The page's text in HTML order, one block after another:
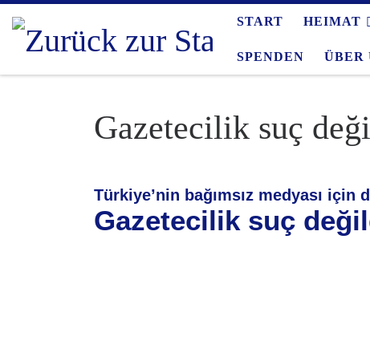
Zum Inhalt springen START HEIMAT
SPENDEN ÜBER
Gazetecilik suç
Türkiye’nin bağımsız medyası için
Gazetecilik suç